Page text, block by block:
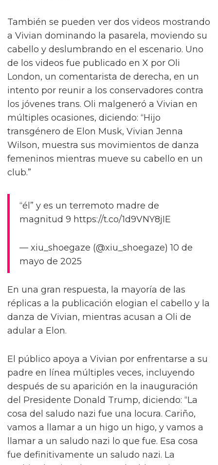
También se pueden ver dos videos mostrando
a Vivian dominando la pasarela, moviendo su
cabello y deslumbrando en el escenario. Uno
de los videos fue publicado en X por Oli
London, un comentarista de derecha, en un
intento por reunir a los conservadores contra
los jóvenes trans. Oli malgeneró a Vivian en
múltiples ocasiones, diciendo: “Hijo
transgénero de Elon Musk, Vivian Jenna
Wilson, muestra sus movimientos de danza
femeninos mientras mueve su cabello en un
club.”
“él” y es un terremoto madre de
magnitud 9 https://t.co/1d9VNY8jIE
— xiu_shoegaze (@xiu_shoegaze) 10 de
mayo de 2025
En una gran respuesta, la mayoría de las
réplicas a la publicación elogian el cabello y la
danza de Vivian, mientras acusan a Oli de
adular a Elon.
El público apoya a Vivian por enfrentarse a su
padre en línea múltiples veces, incluyendo
después de su aparición en la inauguración
del Presidente Donald Trump, diciendo: “La
cosa del saludo nazi fue una locura. Cariño,
vamos a llamar a un higo un higo, y vamos a
llamar a un saludo nazi lo que fue. Esa cosa
fue definitivamente un saludo nazi. La